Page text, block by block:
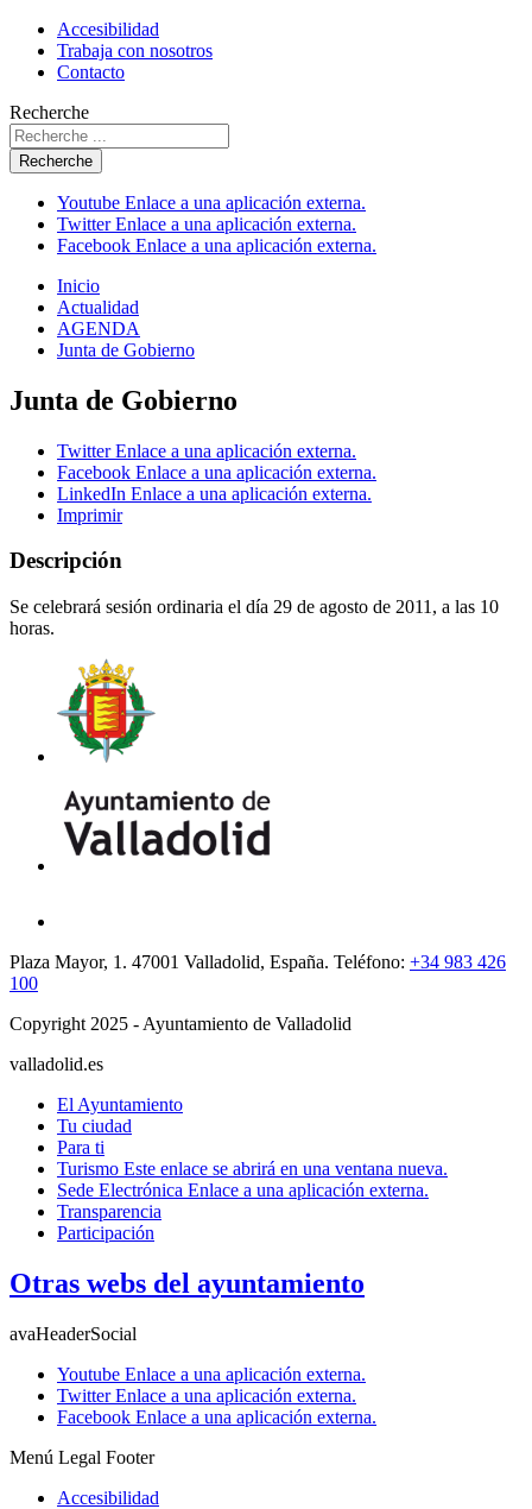
Accesibilidad
Trabaja con nosotros
Contacto
Recherche
Recherche
Youtube Enlace a una aplicación externa.
TwitterEnlace a una aplicación externa.
Facebook Enlace a una aplicación externa.
Inicio
Actualidad
AGENDA
Junta de Gobierno
Junta de Gobierno
Twitter Enlace a una aplicación externa.
Facebook Enlace a una aplicación externa.
LinkedIn Enlace a una aplicación externa.
Imprimir
Descripción
Se celebrará sesión ordinaria el día 29 de agosto de 2011, a las 10
horas.
Plaza Mayor, 1. 47001 Valladolid, España. Teléfono: +34 983 426
100
Copyright 2025 - Ayuntamiento de Valladolid
valladolid.es
El Ayuntamiento
Tu ciudad
Para ti
Turismo Este enlace se abrirá en una ventana nueva.
Sede Electrónica Enlace a una aplicación externa.
Transparencia
Participación
Otras webs del ayuntamiento
avaHeaderSocial
Youtube Enlace a una aplicación externa.
TwitterEnlace a una aplicación externa.
Facebook Enlace a una aplicación externa.
Menú Legal Footer
Accesibilidad